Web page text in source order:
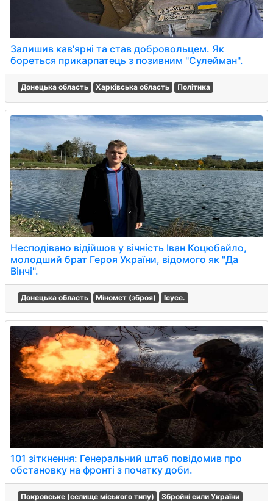
Залишив кав'ярні та став добровольцем. Як
бореться прикарпатець з позивним "Сулейман".
Донецька область Харківська область Політика
Несподівано відійшов у вічність Іван Коцюбайло,
молодший брат Героя України, відомого як "Да
Вінчі".
Донецька область Міномет (зброя) Ісусе.
101 зіткнення: Генеральний штаб повідомив про
обстановку на фронті з початку доби.
Покровське (селище міського типу)
Збройні сили України